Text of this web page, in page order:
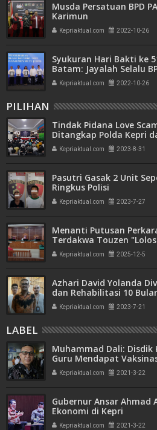
Musda Persatuan BPD
Karimun
Kepriaktual.com 2022-10-26
Syukuran Hari Bakti ke
Batam: Jayalah Selalu
Kepriaktual.com 2022-10-26
PILIHAN
Tindak Pidana Love
Ditangkap Polda Kepri
Kepriaktual.com 2023-8-31
Pasutri Gasak 2 Unit
Ringkus Polisi
Kepriaktual.com 2023-7-27
Menanti Putusan
Terdakwa Touzen
Seumur Hidup atau Mati"
Kepriaktual.com 2025-12-5
Azhari David Yolanda
dan Rehabilitasi 10
Kepriaktual.com 2023-7-21
LABEL
Muhammad Dali: Disdik
Guru Mendapat
Kepriaktual.com 2021-3-22
Gubernur Ansar Ahmad
Ekonomi di Kepri
Kepriaktual.com 2021-3-22